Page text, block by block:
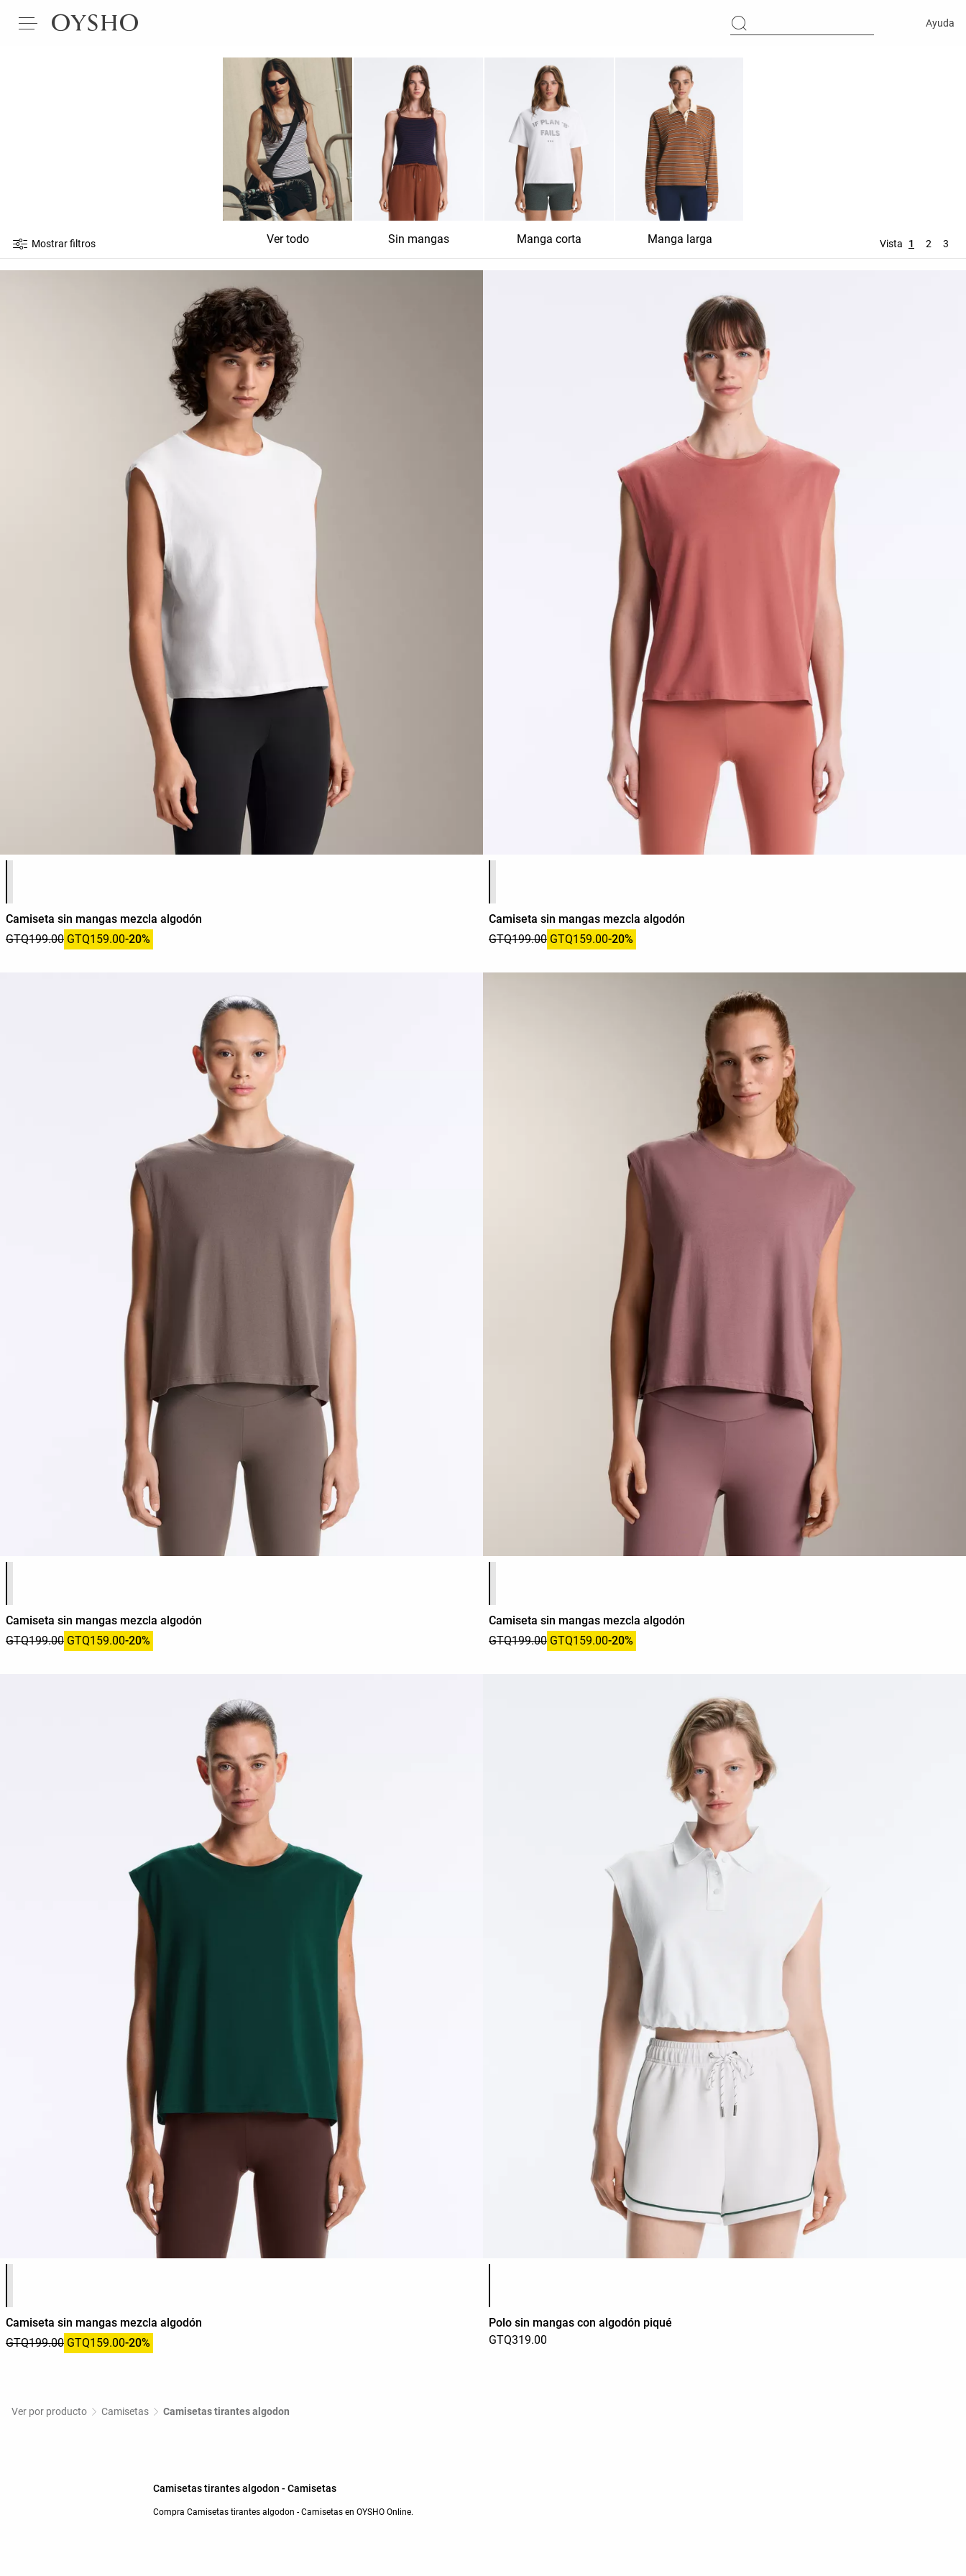
Ayuda
Mostrar filtros Ver todo Sin mangas Manga corta Manga larga Vista 1 2 3
Lista de colores del producto
Camiseta sin mangas mezcla algodón
GTQ199.00 GTQ159.00-20%
Lista de colores del producto
Camiseta sin mangas mezcla algodón
GTQ199.00 GTQ159.00-20%
Camiseta sin mangas mezcla algodón
GTQ199.00 GTQ159.00-20%
Camiseta sin mangas mezcla algodón
GTQ199.00 GTQ159.00-20%
Lista de colores del producto
Camiseta sin mangas mezcla algodón
GTQ199.00 GTQ159.00-20%
Lista de colores del producto
Polo sin mangas con algodón piqué
GTQ319.00
Ver por producto Camisetas Camisetas tirantes algodon
Camisetas tirantes algodon - Camisetas
Compra Camisetas tirantes algodon - Camisetas en OYSHO Online.